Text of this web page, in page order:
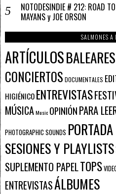
NOTODESINDIE # 212: ROAD
MAYANS y JOE ORSON
SALMONES A
ARTÍCULOSBALEARES
CONCIERTOS DOCUMENTALES
HIGIÉNICOENTREVISTAS
MÚSICAMusic OPINIÓNPARA
PHOTOGRAPHIC SOUNDS
SESIONES Y PLAYLISTS
SUPLEMENTO PAPELTOPS
ENTREVISTASÁLBUMES